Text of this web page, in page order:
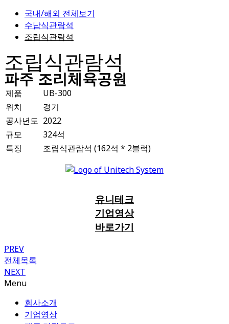
국내/해외 전체보기
수납식관람석
조립식관람석
조립식관람석
파주 조리체육공원
제품
UB-300
위치
경기
공사년도 2022
규모
324석
특징
조립식관람석 (162석 * 2블럭)
유니테크
기업영상
바로가기
PREV
전체목록
NEXT
Menu
회사소개
기업영상